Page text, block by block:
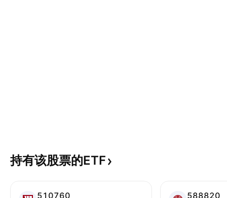
持有该股票的ETF
510760 588820